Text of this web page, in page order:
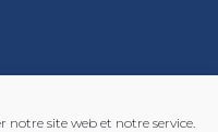
notre site web et notre service.